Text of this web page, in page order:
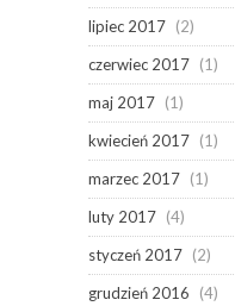
lipiec 2017 (2)
czerwiec 2017 (1)
maj 2017 (1)
kwiecień 2017 (1)
marzec 2017 (1)
luty 2017 (4)
styczeń 2017 (2)
grudzień 2016
(4)